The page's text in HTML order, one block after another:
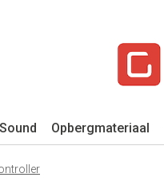
Sound Opbergmateriaal